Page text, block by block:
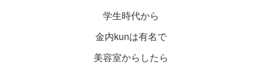
学生時代から
金内kunは有名で
美容室からしたら